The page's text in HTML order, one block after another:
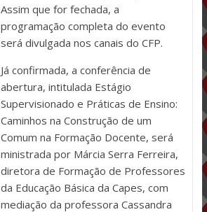
Assim que for fechada, a
programação completa do evento
será divulgada nos canais do CFP.
Já confirmada, a conferência de
abertura, intitulada Estágio
Supervisionado e Práticas de Ensino:
Caminhos na Construção de um
Comum na Formação Docente, será
ministrada por Márcia Serra Ferreira,
diretora de Formação de Professores
da Educação Básica da Capes, com
mediação da professora Cassandra